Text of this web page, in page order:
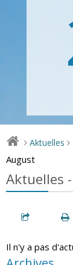
> Aktuelles >
August
Aktuelles
Il n'y a pas